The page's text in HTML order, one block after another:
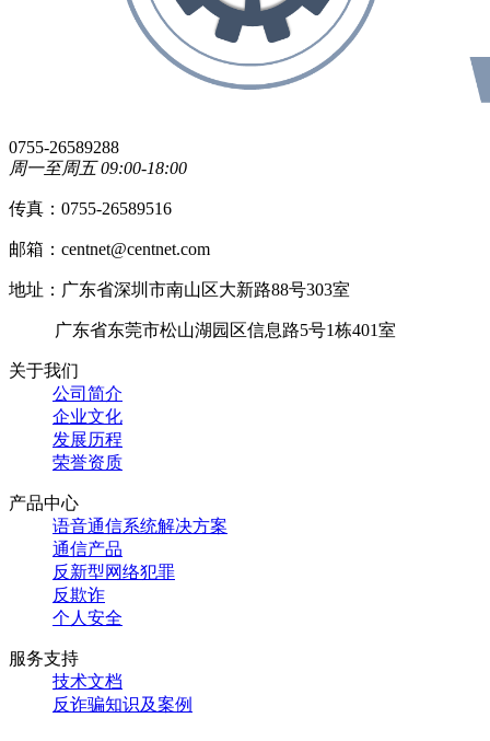
0755-26589288
周一至周五 09:00-18:00
传真：0755-26589516
邮箱：centnet@centnet.com
地址：广东省深圳市南山区大新路88号303室
广东省东莞市松山湖园区信息路5号1栋401室
关于我们
公司简介
企业文化
发展历程
荣誉资质
产品中心
语音通信系统解决方案
通信产品
反新型网络犯罪
反欺诈
个人安全
服务支持
技术文档
反诈骗知识及案例